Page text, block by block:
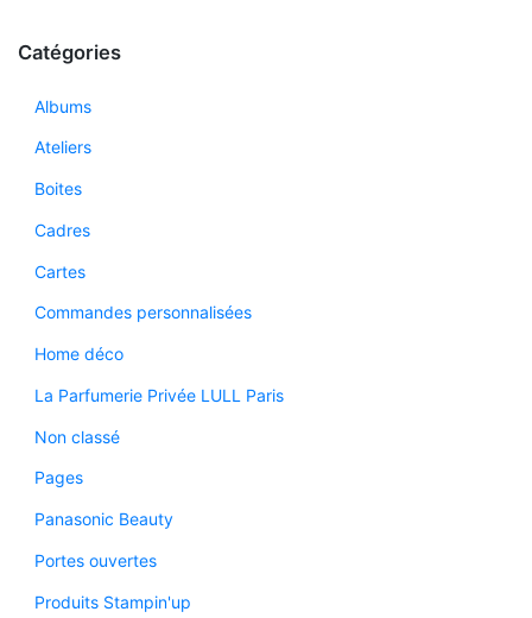
Catégories
Albums
Ateliers
Boites
Cadres
Cartes
Commandes personnalisées
Home déco
La Parfumerie Privée LULL Paris
Non classé
Pages
Panasonic Beauty
Portes ouvertes
Produits Stampin'up